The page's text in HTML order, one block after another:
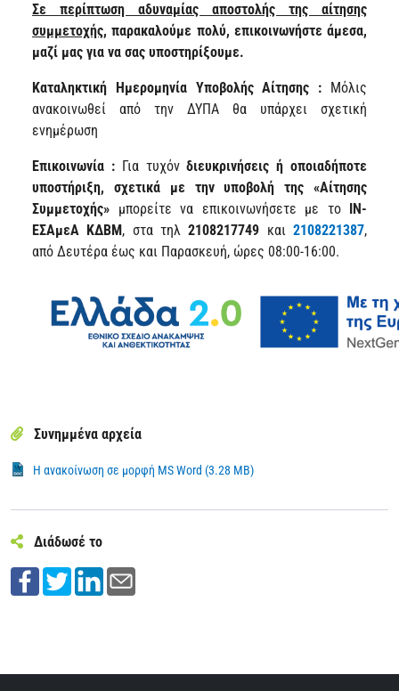
Σε περίπτωση αδυναμίας αποστολής της αίτησης
συμμετοχής, παρακαλούμε πολύ, επικοινωνήστε άμεσα,
μαζί μας για να σας υποστηρίξουμε.
Καταληκτική Ημερομηνία Υποβολής Αίτησης : Μόλις
ανακοινωθεί από την ΔΥΠΑ θα υπάρχει σχετική
ενημέρωση
Επικοινωνία : Για τυχόνδιευκρινήσεις ή οποιαδήποτε
υποστήριξη, σχετικά με την υποβολή της «Αίτησης
Συμμετοχής» μπορείτε να επικοινωνήσετε με το ΙΝ-
ΕΣΑμεΑ ΚΔΒΜ, στα τηλ2108217749 και2108221387,
από Δευτέρα έως και Παρασκευή, ώρες 08:00-16:00.
Συνημμένα αρχεία
Η ανακοίνωση σε μορφή MS Word (3.28 MB)
Διάδωσέ το